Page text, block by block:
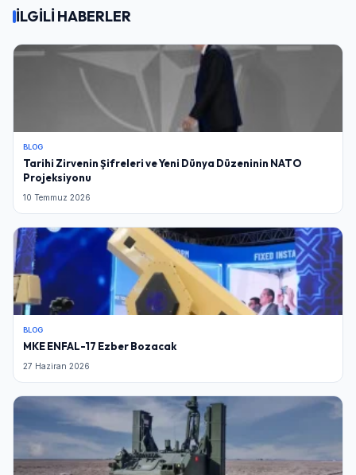
İLGİLİ HABERLER
BLOG
Tarihi Zirvenin Şifreleri ve Yeni Dünya Düzeninin NATO
Projeksiyonu
10 Temmuz 2026
BLOG
MKE ENFAL-17 Ezber Bozacak
27 Haziran 2026